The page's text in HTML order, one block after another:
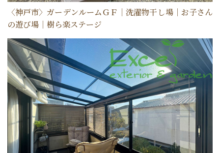
施工事例
ショールーム案内
会社概要
受付時間：9:00～18:00 定休日：水曜日
〈神戸市〉ガーデンルームＧＦ｜洗濯物干し場｜お子さん
の遊び場｜樹ら楽ステージ